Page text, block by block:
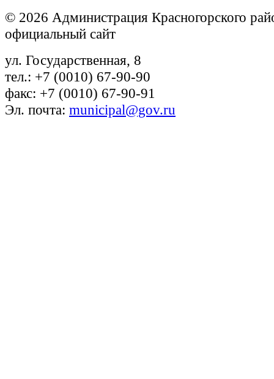
© 2026 Администрация Красногорского
официальный сайт
ул. Государственная, 8
тел.: +7 (0010) 67-90-90
факс: +7 (0010) 67-90-91
Эл. почта: municipal@gov.ru